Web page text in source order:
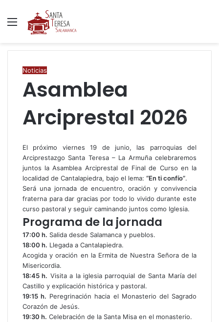
Menú
Noticias
Asamblea
Arciprestal 2026
El próximo viernes 19 de junio, las parroquias del
Arciprestazgo Santa Teresa – La Armuña celebraremos
juntos la Asamblea Arciprestal de Final de Curso en la
localidad de Cantalapiedra, bajo el lema: “En ti confío”.
Será una jornada de encuentro, oración y convivencia
fraterna para dar gracias por todo lo vivido durante este
curso pastoral y seguir caminando juntos como Iglesia.
Programa de la jornada
17:00 h. Salida desde Salamanca y pueblos.
18:00 h. Llegada a Cantalapiedra.
Acogida y oración en la Ermita de Nuestra Señora de la
Misericordia.
18:45 h. Visita a la iglesia parroquial de Santa María del
Castillo y explicación histórica y pastoral.
19:15 h. Peregrinación hacia el Monasterio del Sagrado
Corazón de Jesús.
19:30 h. Celebración de la Santa Misa en el monasterio.